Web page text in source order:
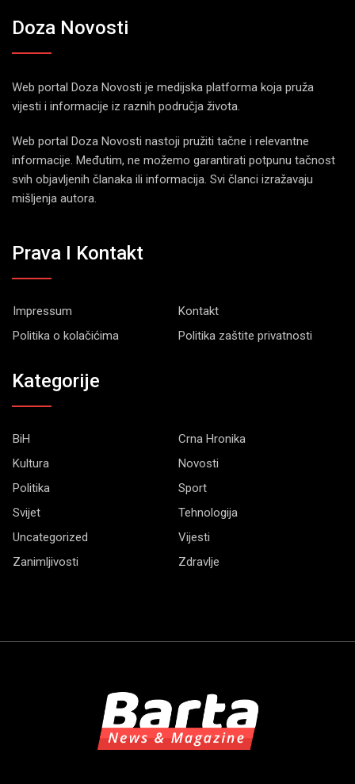
Doza Novosti
Web portal Doza Novosti je medijska platforma koja pruža
vijesti i informacije iz raznih područja života.
Web portal Doza Novosti nastoji pružiti tačne i relevantne
informacije. Međutim, ne možemo garantirati potpunu tačnost
svih objavljenih članaka ili informacija. Svi članci izražavaju
mišljenja autora.
Prava I Kontakt
Impressum
Kontakt
Politika o kolačićima
Politika zaštite privatnosti
Kategorije
BiH
Crna Hronika
Kultura
Novosti
Politika
Sport
Svijet
Tehnologija
Uncategorized
Vijesti
Zanimljivosti
Zdravlje